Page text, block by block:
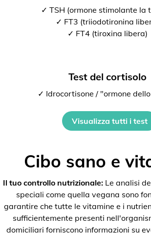
✓ TSH (ormone stimolante la
✓ FT3 (triiodotironina
✓ FT4 (tiroxina libera)
Test del cortisolo
✓ Idrocortisone / "ormone
Visualizza tutti i test
Cibo sano e
Il tuo controllo nutrizionale:Le analisi
speciali come quella vegana sono
garantire che tutte le vitamine e i
sufficientemente presenti
domiciliari forniscono informazioni su